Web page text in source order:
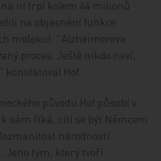
na ní trpí kolem 44 milionů
na objasnění funkce
molekul. "Alzheimerova
proces. Ještě nikdo neví,
Hof.
původu Hof působí v
sám říká, cítí se být Němcem
národností
Jeho tým, který tvoří